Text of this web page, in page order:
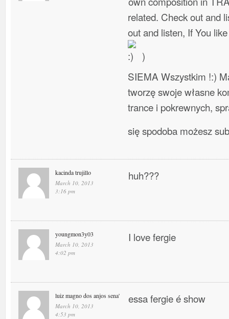
related. Check out and
out and listen, If You
)
SIEMA Wszystkim !:)
tworzę swoje własne
trance i pokrewnych,
się spodoba możesz
kacinda trujillo
March 10, 2013
3:16 pm
huh???
youngmon3y03
March 10, 2013
4:02 pm
I love fergie
luiz magno dos anjos sena'
March 10, 2013
4:53 pm
essa fergie é show